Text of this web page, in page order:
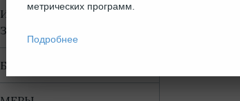
ИНФОРМАЦИЯ ДЛЯ
ЗРИТЕЛЕЙ
БАХТИНСКИЙ ДОМ
метрических программ.
Подробнее